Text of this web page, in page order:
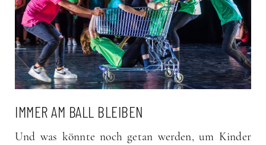
IMMER AM BALL BLEIBEN
Und was könnte noch getan werden, um Kinder